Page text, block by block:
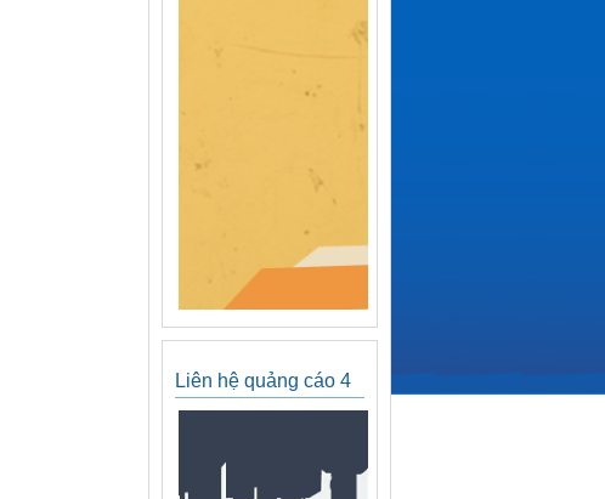
Liên hệ quảng cáo 4